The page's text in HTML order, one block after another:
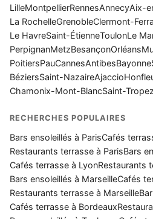
LilleMontpellierRennesAnnecyAix-
La RochelleGrenobleClermont-
Le HavreSaint-ÉtienneToulonLe
PerpignanMetzBesançonOrléans
PoitiersPauCannesAntibesBayonne
BéziersSaint-NazaireAjaccio
Chamonix-Mont-BlancSaint-Tropez
RECHERCHES POPULAIRES
Bars ensoleillés à ParisCafés
Restaurants terrasse à ParisBars
Cafés terrasse à LyonRestaurants
Bars ensoleillés à MarseilleCafés
Restaurants terrasse à Marseille
Cafés terrasse à Bordeaux